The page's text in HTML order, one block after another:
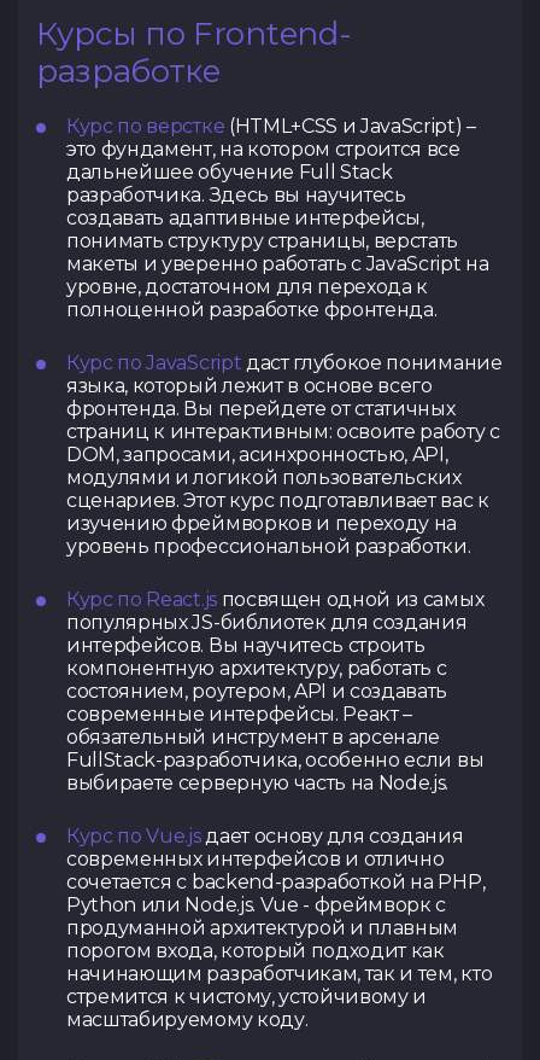
Курсы по Frontend-
разработке
Курс по верстке (HTML+CSS и JavaScript) –
это фундамент, на котором строится все
дальнейшее обучение Full Stack
разработчика. Здесь вы научитесь
создавать адаптивные интерфейсы,
понимать структуру страницы, верстать
макеты и уверенно работать с JavaScript на
уровне, достаточном для перехода к
полноценной разработке фронтенда.
Курс по JavaScript даст глубокое понимание
языка, который лежит в основе всего
фронтенда. Вы перейдете от статичных
страниц к интерактивным: освоите работу с
DOM, запросами, асинхронностью, API,
модулями и логикой пользовательских
сценариев. Этот курс подготавливает вас к
изучению фреймворков и переходу на
уровень профессиональной разработки.
Курс по React.jsпосвящен одной из самых
популярных JS-библиотек для создания
интерфейсов. Вы научитесь строить
компонентную архитектуру, работать с
состоянием, роутером, API и создавать
современные интерфейсы. Реакт –
обязательный инструмент в арсенале
FullStack-разработчика, особенно если вы
выбираете серверную часть на Node.js.
Курс по Vue.jsдает основу для создания
современных интерфейсов и отлично
сочетается с backend-разработкой на PHP,
Python или Node.js. Vue - фреймворк с
продуманной архитектурой и плавным
порогом входа, который подходит как
начинающим разработчикам, так и тем, кто
стремится к чистому, устойчивому и
масштабируемому коду.